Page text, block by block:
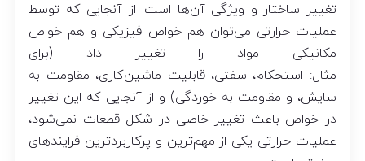
تغییر ساختار و ویژگی آن‌ها است. از آنجایی که توسط
عملیات حرارتی می‌توان هم خواص فیزیکی و هم خواص
مکانیکی مواد را تغییر داد (برای
مثال: استحکام، سفتی، قابلیت ماشین‌کاری، مقاومت به
سایش، و مقاومت به خوردگی) و از آنجایی که این تغییر
در خواص باعث تغییر خاصی در شکل قطعات نمی‌شود،
عملیات حرارتی یکی از مهم‌ترین و پرکاربردترین فرایندهای